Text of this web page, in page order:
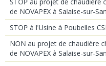
de NOVAPEX à Salaise-sur-
STOP à l'Usine à Poubelles
NON au projet de chaudière
de NOVAPEX à Salaise-sur-